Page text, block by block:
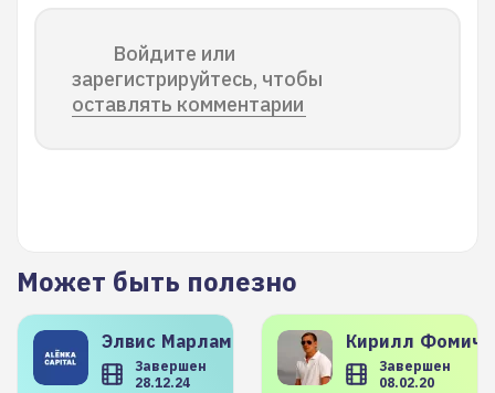
Войдите или
зарегистрируйтесь, чтобы
оставлять комментарии
Может быть полезно
Элвис Марламов
Завершен
28.12.24
Кирилл
Завершен
08.02.20